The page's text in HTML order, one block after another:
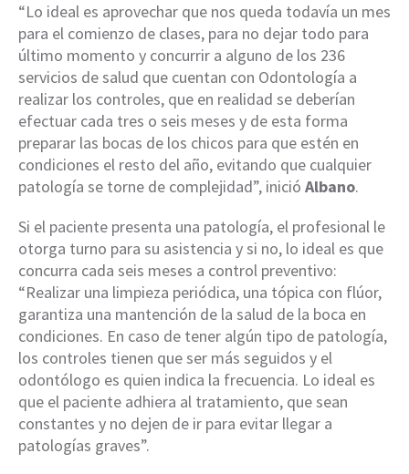
“Lo ideal es aprovechar que nos queda todavía un mes
para el comienzo de clases, para no dejar todo para
último momento y concurrir a alguno de los 236
servicios de salud que cuentan con Odontología a
realizar los controles, que en realidad se deberían
efectuar cada tres o seis meses y de esta forma
preparar las bocas de los chicos para que estén en
condiciones el resto del año, evitando que cualquier
patología se torne de complejidad”, inició Albano.
Si el paciente presenta una patología, el profesional le
otorga turno para su asistencia y si no, lo ideal es que
concurra cada seis meses a control preventivo:
“Realizar una limpieza periódica, una tópica con flúor,
garantiza una mantención de la salud de la boca en
condiciones. En caso de tener algún tipo de patología,
los controles tienen que ser más seguidos y el
odontólogo es quien indica la frecuencia. Lo ideal es
que el paciente adhiera al tratamiento, que sean
constantes y no dejen de ir para evitar llegar a
patologías graves”.